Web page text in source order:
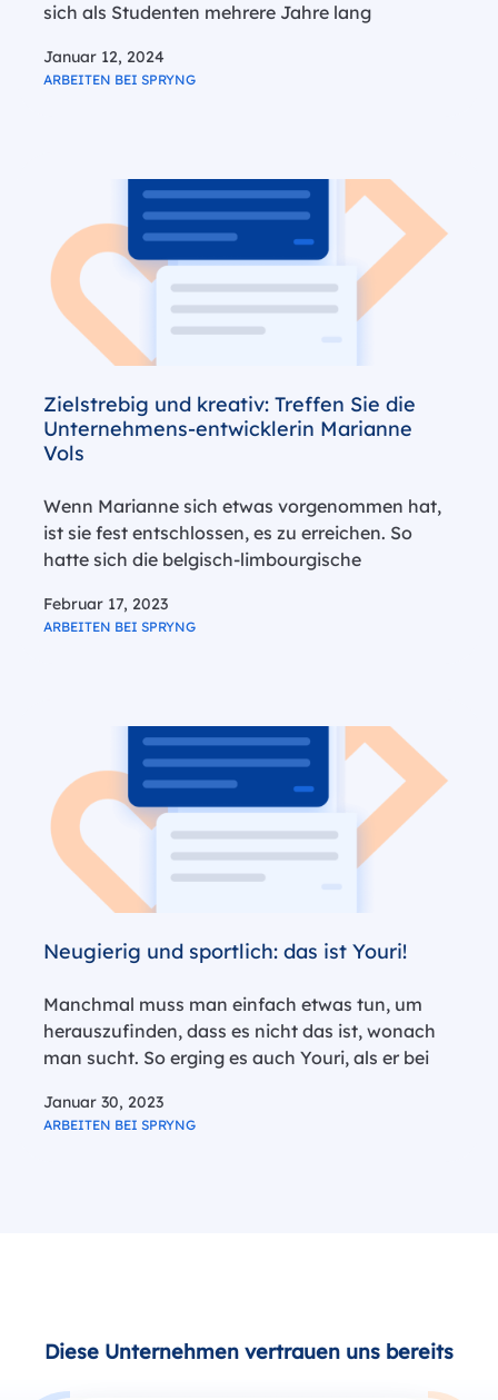
sich als Studenten mehrere Jahre lang
Spryng keinen Kaffee zubereiten. Dafür
Januar 12, 2024
ARBEITEN BEI SPRYNG
Zielstrebig und kreativ: Treffen Sie die
Unternehmens-entwicklerin Marianne
Vols
Wenn Marianne sich etwas vorgenommen hat,
ist sie fest entschlossen, es zu erreichen. So
hatte sich die belgisch-limbourgische
Geburtstag in die Niederlande auszuwandern.
Februar 17, 2023
ARBEITEN BEI SPRYNG
Neugierig und sportlich: das ist Youri!
Manchmal muss man einfach etwas tun, um
herauszufinden, dass es nicht das ist, wonach
man sucht. So erging es auch Youri, als er bei
drei Monaten kam er zusammen mit der
Januar 30, 2023
ARBEITEN BEI SPRYNG
Diese Unternehmen vertrauen uns bereits